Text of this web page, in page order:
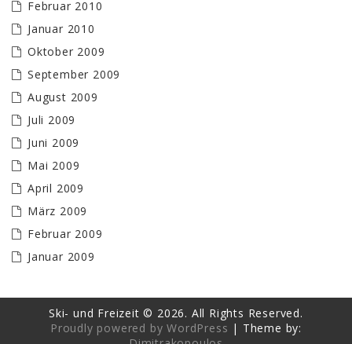
Februar 2010
Januar 2010
Oktober 2009
September 2009
August 2009
Juli 2009
Juni 2009
Mai 2009
April 2009
März 2009
Februar 2009
Januar 2009
Ski- und Freizeit © 2026. All Rights Reserved.
Proudly powered by WordPress | Theme by: